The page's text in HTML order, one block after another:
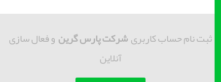
ثبت نام حساب کاربریشرکت پارس گرینو فعال سازی
آنلاین